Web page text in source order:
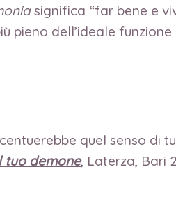
significa “far bene e
pieno dell’ideale
quel senso di
tuo demone, Laterza, Bari